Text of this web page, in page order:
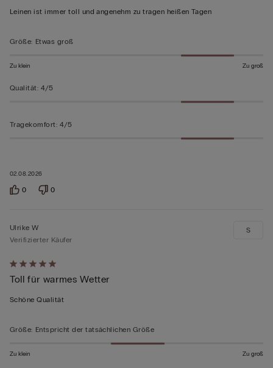
von
bewertet
02.08.2026
Leinen ist immer toll und angenehm zu tragen heißen Tagen
Größe: Etwas groß
Zu klein Zu groß
Qualität: 4/5
Tragekomfort: 4/5
0 0
Mit
5
von
bewertet
Ulrike W
Verifizierter Käufer
Toll für warmes Wetter
Schöne Qualität
S
Größe: Entspricht der tatsächlichen Größe
Zu klein Zu groß